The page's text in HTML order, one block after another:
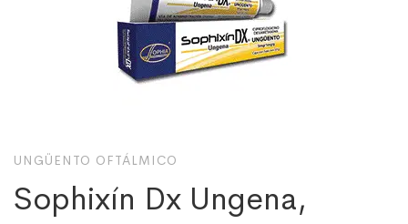
UNGÜENTO OFTÁLMICO
Sophixín Dx Ungena,